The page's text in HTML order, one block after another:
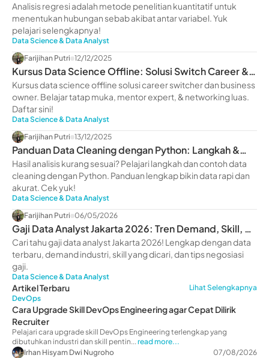
Manfaatnya
Analisis regresi adalah metode penelitian kuantitatif untuk
menentukan hubungan sebab akibat antar variabel. Yuk
pelajari selengkapnya!
Data Science & Data Analyst
Farijihan Putri 12/12/2025
Kursus Data Science Offline: Solusi Switch Career &
Scale Up Bisnis
Kursus data science offline solusi career switcher dan business
owner. Belajar tatap muka, mentor expert, & networking luas.
Daftar sini!
Data Science & Data Analyst
Farijihan Putri 13/12/2025
Panduan Data Cleaning dengan Python: Langkah &
Contohnya
Hasil analisis kurang sesuai? Pelajari langkah dan contoh data
cleaning dengan Python. Panduan lengkap bikin data rapi dan
akurat. Cek yuk!
Data Science & Data Analyst
Farijihan Putri 06/05/2026
Gaji Data Analyst Jakarta 2026: Tren Demand, Skill, &
Prospek Karier
Cari tahu gaji data analyst Jakarta 2026! Lengkap dengan data
terbaru, demand industri, skill yang dicari, dan tips negosiasi
gaji.
Data Science & Data Analyst
Artikel Terbaru
Lihat Selengkapnya
DevOps
Cara Upgrade Skill DevOps Engineering agar Cepat Dilirik
Recruiter
Pelajari cara upgrade skill DevOps Engineering terlengkap yang
dibutuhkan industri dan skill pentin...read more...
Irhan Hisyam Dwi Nugroho
07/08/2026